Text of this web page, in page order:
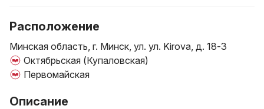
Расположение
Минская область, г. Минск, ул. ул. Kirova, д. 18-3
Октябрьская (Купаловская)
Первомайская
Описание